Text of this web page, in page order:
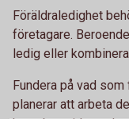
Föräldraledighet
företagare.
ledig eller
Fundera på vad
planerar att arbeta